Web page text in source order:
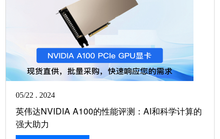
05/22 . 2024
英伟达NVIDIA A100的性能评测：AI和科学计算的
强大助力